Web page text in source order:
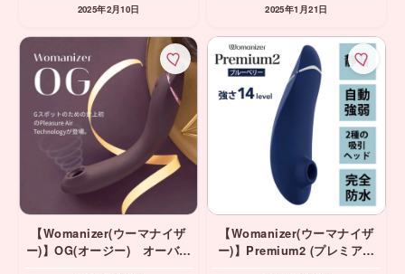
ボ）】無料プレゼント
2025年2月10日
⭐️期間限定10%OFF
2025年1月21日
【Womanizer(ウーマナイザ
ー)】OG(オージー) オーバー
【Womanizer(ウーマナイザ
ー)】Premium2 (プレミアム